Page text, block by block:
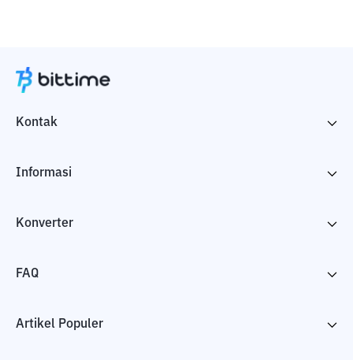
Kontak
Informasi
Konverter
FAQ
Artikel Populer